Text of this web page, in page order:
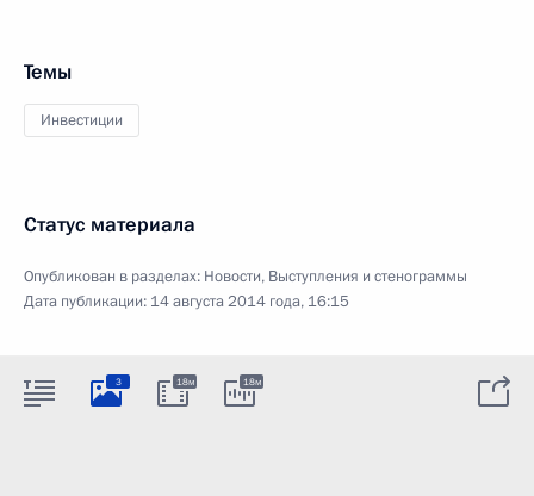
Темы
Инвестиции
Статус материала
Опубликован в разделах: Новости, Выступления и стенограммы
Дата публикации: 14 августа 2014 года, 16:15
3 18м 18м